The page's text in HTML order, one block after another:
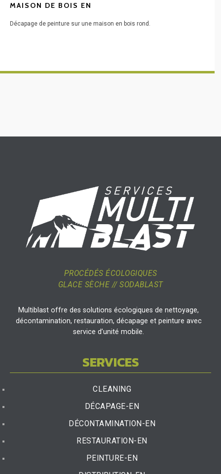
MAISON DE BOIS EN
Décapage de peinture sur une maison en bois rond.
PROCÉDÉS ÉCOLOGIQUES
GLACE SÈCHE // SODABLAST
Multiblast offre des solutions écologiques de nettoyage,
décontamination, restauration, décapage et peinture avec
service d’unité mobile.
SERVICES
CLEANING
DÉCAPAGE-EN
DÉCONTAMINATION-EN
RESTAURATION-EN
PEINTURE-EN